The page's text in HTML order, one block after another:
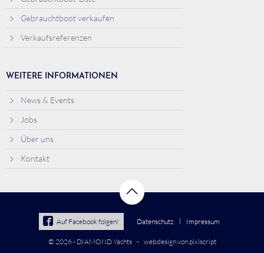
Gebrauchtboot verkaufen
Verkaufsreferenzen
WEITERE INFORMATIONEN
News & Events
Jobs
Über uns
Kontakt
Auf Facebook folgen! Datenschutz Impressum
© 2026 - DIAMOND Yachts webdesign von pixlscript